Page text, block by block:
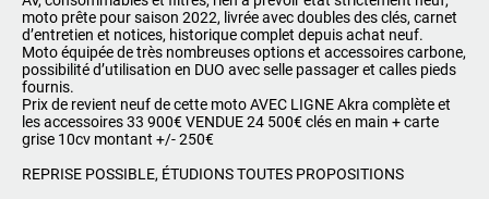
moto prête pour saison 2022, livrée avec doubles des clés, carnet
d’entretien et notices, historique complet depuis achat neuf.
Moto équipée de très nombreuses options et accessoires carbone,
possibilité d’utilisation en DUO avec selle passager et calles pieds
fournis.
Prix de revient neuf de cette moto AVEC LIGNE Akra complète et
les accessoires 33 900€ VENDUE 24 500€ clés en main + carte
grise 10cv montant +/- 250€
REPRISE POSSIBLE, ÉTUDIONS TOUTES PROPOSITIONS